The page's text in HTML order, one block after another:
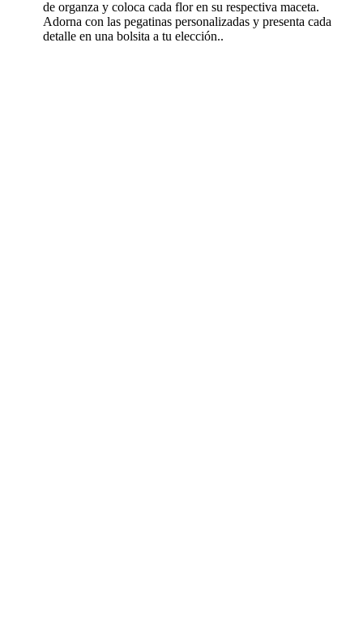
de organza y coloca cada flor en su respectiva maceta.
Adorna con las pegatinas personalizadas y presenta cada
detalle en una bolsita a tu elección..